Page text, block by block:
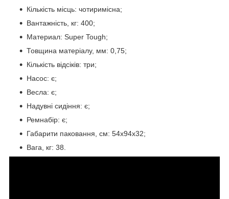
Кількість місць: чотиримісна;
Вантажність, кг: 400;
Материал: Super Tough;
Товщина матеріалу, мм: 0,75;
Кількість відсіків: три;
Насос: є;
Весла: є;
Надувні сидіння: є;
Ремнабір: є;
Габарити паковання, см: 54х94х32;
Вага, кг: 38.